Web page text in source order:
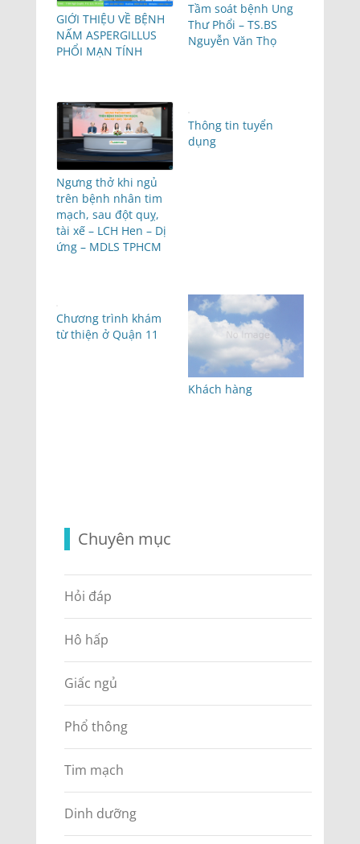
GIỚI THIỆU VỀ BỆNH
NẤM ASPERGILLUS
PHỔI MẠN TÍNH
Tầm soát bệnh Ung
Thư Phổi – TS.BS
Nguyễn Văn Thọ
Ngưng thở khi ngủ
trên bệnh nhân tim
mạch, sau đột quỵ,
tài xế – LCH Hen – Dị
ứng – MDLS TPHCM
Thông tin tuyển
dụng
Chương trình khám
từ thiện ở Quận 11
Khách hàng
Chuyên mục
Hỏi đáp
Hô hấp
Giấc ngủ
Phổ thông
Tim mạch
Dinh dưỡng